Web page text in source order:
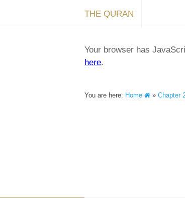
THE QURAN
Your browser has
here.
You are here: Home » Chapter